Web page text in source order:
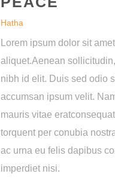
Hatha
Lorem ipsum dolor sit
aliquet.Aenean
nibh id elit. Duis sed odio
accumsan ipsum velit.
mauris vitae
torquent per conubia
ac urna eu felis dapibus
imperdiet nisi.